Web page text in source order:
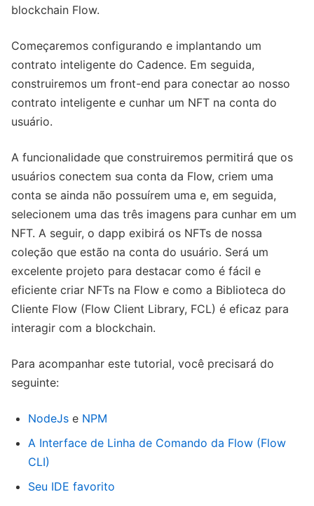
blockchain Flow.
Começaremos configurando e implantando um
contrato inteligente do Cadence. Em seguida,
construiremos um front-end para conectar ao nosso
contrato inteligente e cunhar um NFT na conta do
usuário.
A funcionalidade que construiremos permitirá que os
usuários conectem sua conta da Flow, criem uma
conta se ainda não possuírem uma e, em seguida,
selecionem uma das três imagens para cunhar em um
NFT. A seguir, o dapp exibirá os NFTs de nossa
coleção que estão na conta do usuário. Será um
excelente projeto para destacar como é fácil e
eficiente criar NFTs na Flow e como a Biblioteca do
Cliente Flow (Flow Client Library, FCL) é eficaz para
interagir com a blockchain.
Para acompanhar este tutorial, você precisará do
seguinte:
NodeJs e NPM
A Interface de Linha de Comando da Flow (Flow
CLI)
Seu IDE favorito